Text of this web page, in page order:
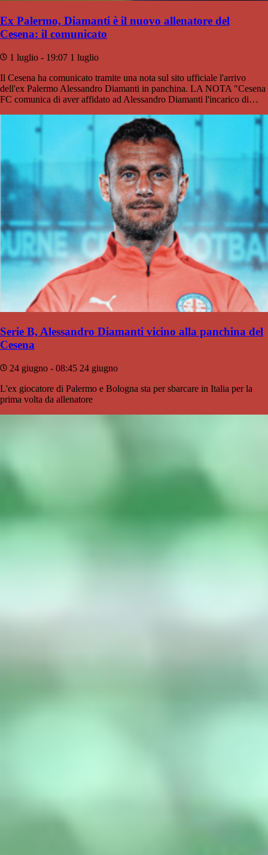
Ex Palermo, Diamanti è il nuovo allenatore del
Cesena: il comunicato
1 luglio - 19:07 1 luglio
Il Cesena ha comunicato tramite una nota sul sito ufficiale l'arrivo
dell'ex Palermo Alessandro Diamanti in panchina. LA NOTA "Cesena
FC comunica di aver affidato ad Alessandro Diamanti l'incarico di…
Serie B, Alessandro Diamanti vicino alla panchina del
Cesena
24 giugno - 08:45 24 giugno
L'ex giocatore di Palermo e Bologna sta per sbarcare in Italia per la
prima volta da allenatore